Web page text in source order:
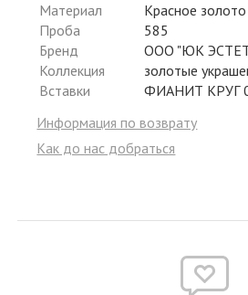
Материал
Красное золото
Проба
585
Бренд
ООО "ЮК
Коллекция
золотые
Вставки
ФИАНИТ КРУГ
Информация по возврату
Как до нас добраться